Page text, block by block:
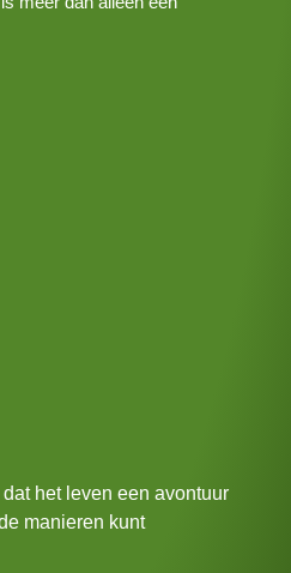
het leven een avontuur
manieren kunt